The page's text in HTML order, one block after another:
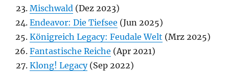
Mischwald (Dez 2023)
Endeavor: Die Tiefsee (Jun 2025)
Königreich Legacy: Feudale Welt (Mrz 2025)
Fantastische Reiche (Apr 2021)
Klong! Legacy(Sep 2022)